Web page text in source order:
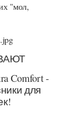
"мол,
Comfort -
для